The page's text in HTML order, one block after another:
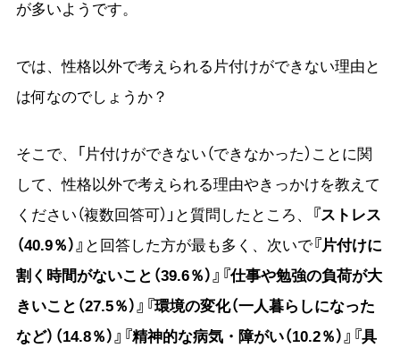
が多いようです。
では、性格以外で考えられる片付けができない理由と
は何なのでしょうか？
そこで、「片付けができない（できなかった）ことに関
して、性格以外で考えられる理由やきっかけを教えて
ください（複数回答可）」と質問したところ、
『ストレス
（40.9％）』 と回答した方が最も多く、次いで『片付けに
割く時間がないこと（39.6％）』『仕事や勉強の負荷が大
きいこと（27.5％）』『環境の変化（一人暮らしになった
など）（14.8％）』『精神的な病気・障がい（10.2％）』『具